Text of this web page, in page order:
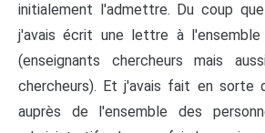
initialement l'admettre. Du coup
j'avais écrit une lettre à
(enseignants chercheurs mais
chercheurs). Et j'avais fait en sorte
auprès de l'ensemble des